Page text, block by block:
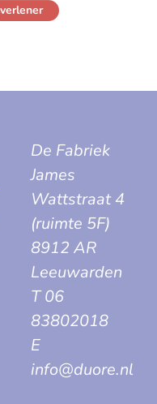
De Fabriek
James
Wattstraat 4
(ruimte 5F)
8912 AR
Leeuwarden
T 06
83802018
E
info@duore.nl